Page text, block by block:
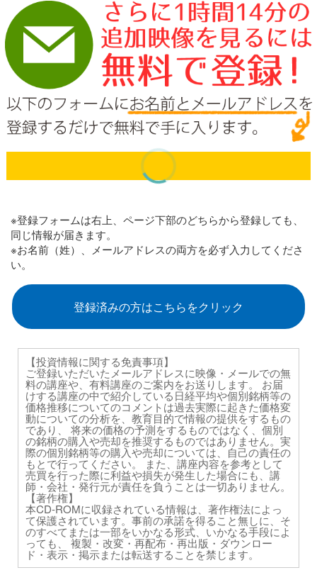
※登録フォームは右上、ページ下部のどちらから登録しても、
同じ情報が届きます。
※お名前（姓）、メールアドレスの両方を必ず入力してくださ
い。
登録済みの方はこちらをクリック
【投資情報に関する免責事項】
ご登録いただいたメールアドレスに映像・メールでの無
料の講座や、有料講座のご案内をお送りします。 お届
けする講座の中で紹介している日経平均や個別銘柄等の
価格推移についてのコメントは過去実際に起きた価格変
動についての分析を、教育目的で情報の提供をするもの
であり、 将来の価格の予測をするものではなく、個別
の銘柄の購入や売却を推奨するものではありません。実
際の個別銘柄等の購入や売却については、自己の責任の
もとで行ってください。 また、講座内容を参考として
売買を行った際に利益や損失が発生した場合にも、講
師・会社・発行元が責任を負うことは一切ありません。
【著作権】
本CD-ROMに収録されている情報は、著作権法によっ
て保護されています。事前の承諾を得ること無しに、そ
のすべてまたは一部をいかなる形式、いかなる手段によ
っても、 複製・改変・再配布・再出版・ダウンロー
ド・表示・掲示または転送することを禁じます。